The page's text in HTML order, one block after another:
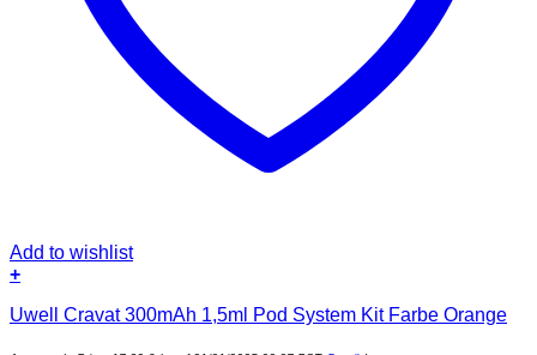
Add to wishlist
+
Uwell Cravat 300mAh 1,5ml Pod System Kit Farbe Orange